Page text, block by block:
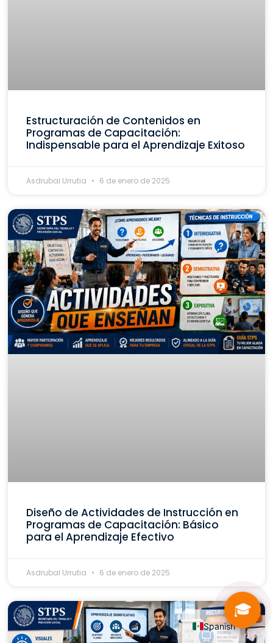
Estructuración de Contenidos en
Programas de Capacitación:
Indispensable para el Aprendizaje Exitoso
Asdrubal Urrutia 6 de enero de 2025
Diseño de Actividades de Instrucción en
Programas de Capacitación: Básico
para el Aprendizaje Efectivo
Asdrubal Urrutia 6 de enero de 2025
🎓
Spanish